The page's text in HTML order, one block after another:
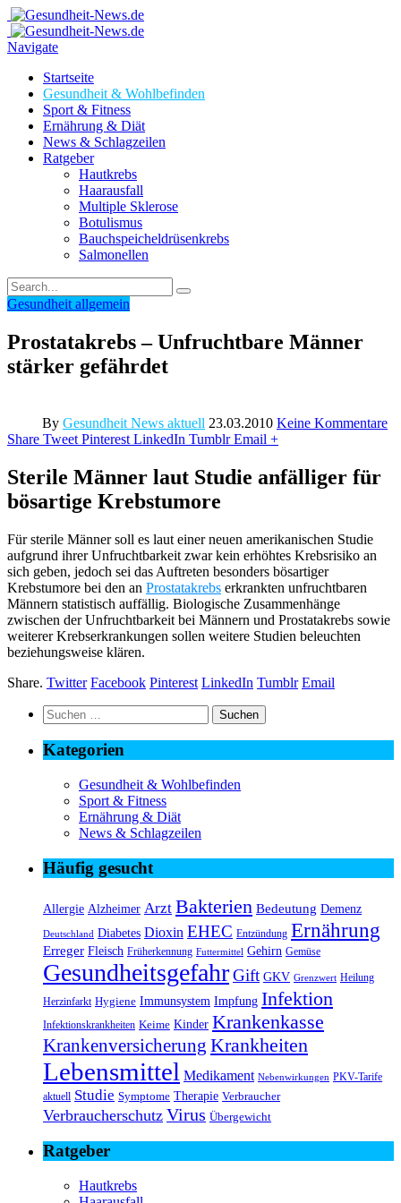
Navigate
Startseite
Gesundheit & Wohlbefinden
Sport & Fitness
Ernährung & Diät
News & Schlagzeilen
Ratgeber
Hautkrebs
Haarausfall
Multiple Sklerose
Botulismus
Bauchspeicheldrüsenkrebs
Salmonellen
Gesundheit allgemein
Prostatakrebs – Unfruchtbare Männer
stärker gefährdet
By Gesundheit News aktuell 23.03.2010 Keine Kommentare
Share Tweet Pinterest LinkedIn Tumblr Email +
Sterile Männer laut Studie anfälliger für
bösartige Krebstumore
Für sterile Männer soll es laut einer neuen amerikanischen Studie
aufgrund ihrer Unfruchtbarkeit zwar kein erhöhtes Krebsrisiko an
sich geben, jedoch sei das Auftreten besonders bösartiger
Krebstumore bei den an Prostatakrebs erkrankten unfruchtbaren
Männern statistisch auffällig. Biologische Zusammenhänge
zwischen der Unfruchtbarkeit bei Männern und Prostatakrebs sowie
weiterer Krebserkrankungen sollen weitere Studien beleuchten
beziehungsweise klären.
Share. Twitter Facebook Pinterest LinkedIn Tumblr Email
Suchen
nach:
Kategorien
Gesundheit & Wohlbefinden
Sport & Fitness
Ernährung & Diät
News & Schlagzeilen
Häufig gesucht
Allergie Alzheimer Arzt Bakterien Bedeutung Demenz
Deutschland Diabetes Dioxin EHEC Entzündung Ernährung
Erreger Fleisch Früherkennung Futtermittel Gehirn Gemüse
GesundheitsgefahrGift GKV Grenzwert Heilung
Herzinfarkt Hygiene Immunsystem Impfung Infektion
Infektionskrankheiten Keime Kinder Krankenkasse
Krankenversicherung Krankheiten
Lebensmittel Medikament Nebenwirkungen PKV-Tarife
aktuell Studie Symptome Therapie Verbraucher
Verbraucherschutz Virus Übergewicht
Ratgeber
Hautkrebs